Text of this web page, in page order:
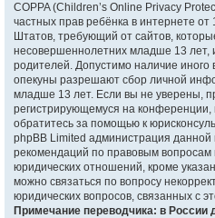
COPPA (Children’s Online Privacy
частных прав ребёнка в интернете
Штатов, требующий от сайтов,
несовершеннолетних младше 13 лет,
родителей. Допустимо наличие иного
опекуны разрешают сбор личной
младше 13 лет. Если вы не уверены,
регистрирующемуся на
обратитесь за помощью к
phpBB Limited администрация
рекомендаций по правовым вопросам
юридических отношений, кроме
можно связаться по вопросу
юридических вопросов, связанных с
Примечание переводчика: в России